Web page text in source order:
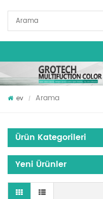
ev / Arama
Ürün Kategorileri
Yeni Ürünler